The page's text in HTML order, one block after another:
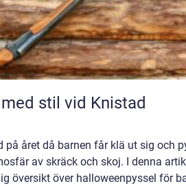
stil vid Knistad
på året då barnen får klä ut sig och
av skräck och skoj. I denna
översikt över halloweenpyssel för